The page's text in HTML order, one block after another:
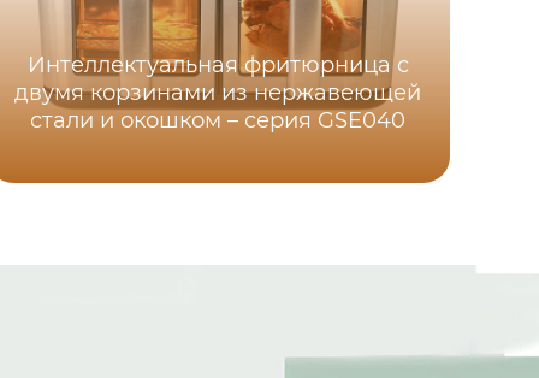
Интеллектуальная фритюрница с
двумя корзинами из нержавеющей
стали и окошком – серия GSE040